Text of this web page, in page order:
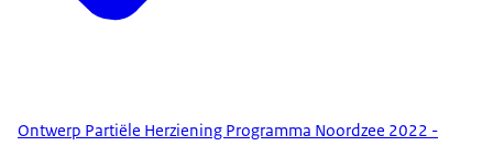
Ontwerp Partiële Herziening Programma Noordzee 2022 -